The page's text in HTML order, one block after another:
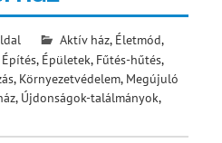
Aktív ház, Életmód,
Építés, Épületek, Fűtés-hűtés,
, Környezetvédelem, Megújuló
, Újdonságok-találmányok,